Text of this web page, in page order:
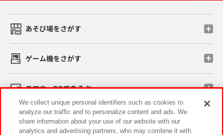
あそび場をさがす
ゲーム機をさがす
スマホ・PCであそぶ
イベント・キャンペーン
We collect unique personal identifiers such as cookies to
analyze our traffic and to personalize content and ads. We
share information about your use of our website with our
analytics and advertising partners, who may combine it with